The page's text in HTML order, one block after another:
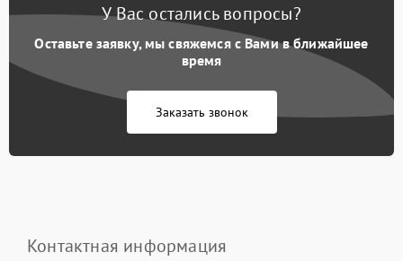
У Вас остались вопросы?
Оставьте заявку, мы свяжемся с Вами в ближайшее
время
Заказать звонок
Контактная информация